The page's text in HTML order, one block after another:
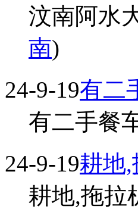
汶南阿水
南)
24-9-19有二
有二手餐
24-9-19耕地
耕地,拖拉